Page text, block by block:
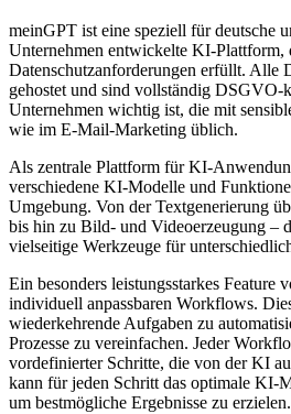
meinGPT ist eine speziell für deutsche
Unternehmen entwickelte KI-Plattform,
Datenschutzanforderungen erfüllt. Alle
gehostet und sind vollständig DSGVO-
Unternehmen wichtig ist, die mit
wie im E-Mail-Marketing üblich.
Als zentrale Plattform für KI-
verschiedene KI-Modelle und
Umgebung. Von der Textgenerierung
bis hin zu Bild- und Videoerzeugung –
vielseitige Werkzeuge für
Ein besonders leistungsstarkes Feature
individuell anpassbaren Workflows.
wiederkehrende Aufgaben zu
Prozesse zu vereinfachen. Jeder
vordefinierter Schritte, die von der KI
kann für jeden Schritt das optimale KI-
um bestmögliche Ergebnisse zu erzielen.